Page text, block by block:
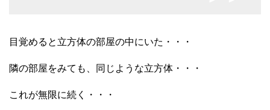
目覚めると立方体の部屋の中にいた・・・
隣の部屋をみても、同じような立方体・・・
これが無限に続く・・・